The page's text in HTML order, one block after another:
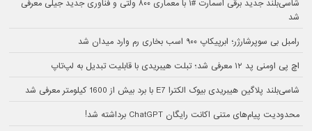
شاسی‌بلند جدید برقی اسمارت #۱ با معماری ۸۰۰ ولتی و فناوری جدید جیلی معرفی
شد
رامبل بی سوپرشارژر؛ ابرپیکاپ ۹۰۰ اسب بخاری رم وارد میدان شد
اچ پی اومنی پد ۱۲ معرفی شد؛ تبلت هیبریدی با قابلیت تبدیل به لپ‌تاپ
شاسی‌بلند پلاگین هیبریدی بیوک الکترا E7 با برد بیش از 1600 کیلومتر معرفی شد
محدودیت پیام‌های متنی اکانت رایگان ChatGPT برداشته شد!